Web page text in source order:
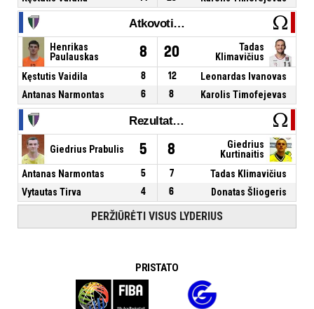
Atkovoti kamuoliai
Henrikas
Paulauskas
8 20
Tadas
Klimavičius
Kęstutis Vaidila
8 12
Leonardas Ivanovas
Antanas Narmontas
6 8 Karolis Timofejevas
Rezultatyvūs perdavimai
Giedrius Prabulis 5 8
Giedrius
Kurtinaitis
Antanas Narmontas
5 7
Tadas Klimavičius
Vytautas Tirva
4 6 Donatas Šliogeris
PERŽIŪRĖTI VISUS LYDERIUS
PRISTATO